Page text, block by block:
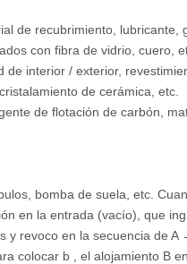
de recubrimiento, lubricante,
con fibra de vidrio, cuero,
interior / exterior,
de cerámica, etc.
de flotación de carbón,
bomba de suela, etc.
en la entrada (vacío), que
y revoco en la secuencia de
colocar b , el alojamiento B